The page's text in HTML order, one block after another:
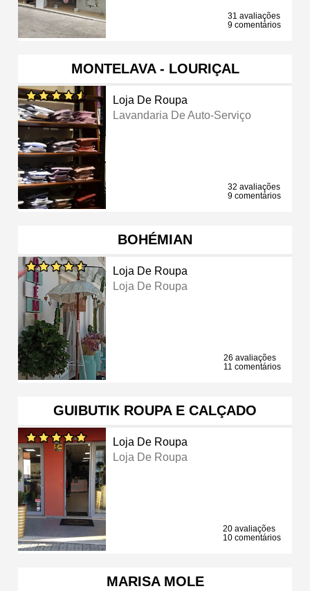
31 avaliações
9 comentários
MONTELAVA - LOURIÇAL
Loja De Roupa
Lavandaria De Auto-Serviço
32 avaliações
9 comentários
BOHÉMIAN
Loja De Roupa
Loja De Roupa
26 avaliações
11 comentários
GUIBUTIK ROUPA E CALÇADO
Loja De Roupa
Loja De Roupa
20 avaliações
10 comentários
MARISA MOLE